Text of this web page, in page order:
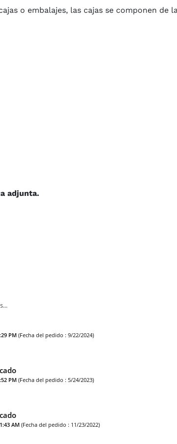
o embalajes, las cajas se componen de
adjunta.
PM(Fecha del pedido : 9/22/2024)
PM(Fecha del pedido : 5/24/2023)
AM (Fecha del pedido : 11/23/2022)